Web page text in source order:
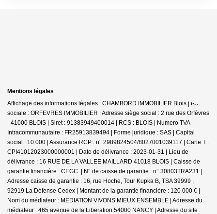
Mentions légales
Affichage des informations légales : CHAMBORD IMMOBILIER Blois | Raison
sociale : ORFEVRES IMMOBILIER | Adresse siège social : 2 rue des Orfèvres
- 41000 BLOIS | Siret : 91383949400014 | RCS : BLOIS | Numero TVA
Intracommunautaire : FR25913839494 | Forme juridique : SAS | Capital
social : 10 000 | Assurance RCP : n° 2989824504/8027001039117 | Carte T :
CPI41012023000000001 | Date de délivrance : 2023-01-31 | Lieu de
délivrance : 16 RUE DE LA VALLEE MAILLARD 41018 BLOIS | Caisse de
garantie financière : CEGC. | N° de caisse de garantie : n° 30803TRA231 |
Adresse caisse de garantie : 16, rue Hoche, Tour Kupka B, TSA 39999 ,
92919 La Défense Cedex | Montant de la garantie financière : 120 000 € |
Nom du médiateur : MEDIATION VIVONS MIEUX ENSEMBLE | Adresse du
médiateur : 465 avenue de la Liberation 54000 NANCY | Adresse du site :